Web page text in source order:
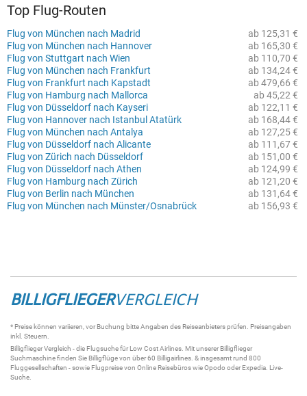
Top Flug-Routen
ab 125,31 €
Flug von München nach Madrid
ab 165,30 €
Flug von München nach Hannover
ab 110,70 €
Flug von Stuttgart nach Wien
ab 134,24 €
Flug von München nach Frankfurt
ab 479,66 €
Flug von Frankfurt nach Kapstadt
ab 45,22 €
Flug von Hamburg nach Mallorca
ab 122,11 €
Flug von Düsseldorf nach Kayseri
ab 168,44 €
Flug von Hannover nach Istanbul Atatürk
ab 127,25 €
Flug von München nach Antalya
ab 111,67 €
Flug von Düsseldorf nach Alicante
ab 151,00 €
Flug von Zürich nach Düsseldorf
ab 124,99 €
Flug von Düsseldorf nach Athen
ab 121,20 €
Flug von Hamburg nach Zürich
ab 131,64 €
Flug von Berlin nach München
ab 156,93 €
Flug von München nach Münster/Osnabrück
BILLIGFLIEGERVERGLEICH
* Preise können variieren, vor Buchung bitte Angaben des Reiseanbieters prüfen. Preisangaben
inkl. Steuern.
BilligfliegerVergleich - die Flugsuchefür Low Cost Airlines. Mit unsererBilligflieger
Suchmaschinefinden Sie Billigflügevon über 60 Billigairlines . & insgesamt rund 800
Fluggesellschaften - sowie Flugpreise von Online Reisebüros wie Opodo oder Expedia. Live-
Suche